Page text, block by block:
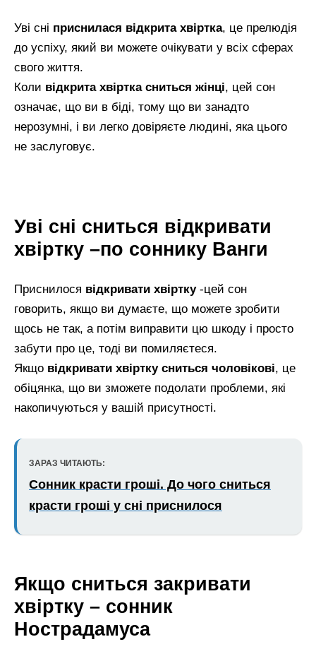
Уві сні приснилася відкрита хвіртка, це прелюдія
до успіху, який ви можете очікувати у всіх сферах
свого життя.
Коли відкрита хвіртка сниться жінці, цей сон
означає, що ви в біді, тому що ви занадто
нерозумні, і ви легко довіряєте людині, яка цього
не заслуговує.
Уві сні сниться відкривати
хвіртку –по соннику Ванги
Приснилося відкривати хвіртку-цей сон
говорить, якщо ви думаєте, що можете зробити
щось не так, а потім виправити цю шкоду і просто
забути про це, тоді ви помиляєтеся.
Якщо відкривати хвіртку сниться чоловікові, це
обіцянка, що ви зможете подолати проблеми, які
накопичуються у вашій присутності.
ЗАРАЗ ЧИТАЮТЬ:
Сонник красти гроші. До чого сниться
красти гроші у сні приснилося
Якщо сниться закривати
хвіртку – сонник
Нострадамуса